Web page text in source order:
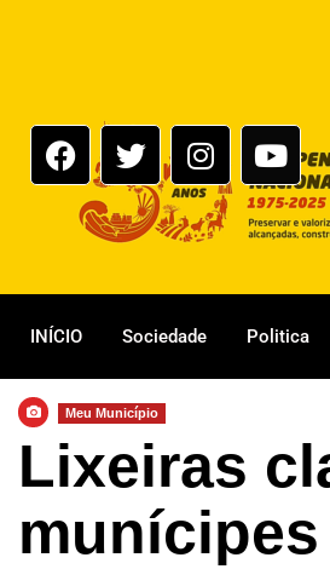
INÍCIO Sociedade Politica
Meu Município
Lixeiras